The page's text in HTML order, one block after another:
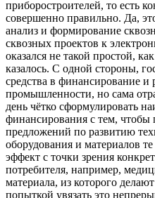
приборостроителей, то есть
совершенно правильно. Да,
анализ и формирование
сквозных проектов к
оказался не такой простой,
казалось. С одной стороны,
средства в финансирование и
промышленности, но сама
день чётко сформулировать
финансирования с тем, чтобы
предложений по развитию
оборудования и материалов
эффект с точки зрения
потребителя, например,
материала, из которого
попыткой увязать это